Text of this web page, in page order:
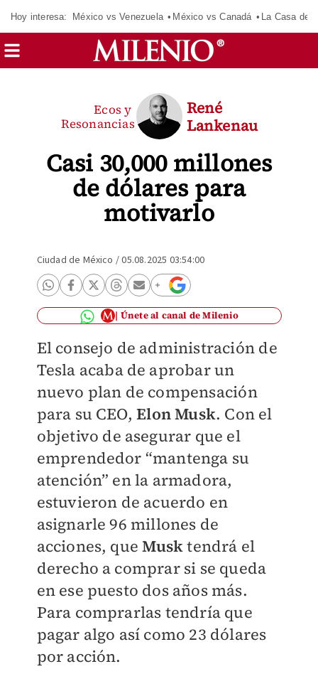
Hoy interesa: México vs Venezuela México vs Canadá La Casa de
Casi 30,000 millones
de dólares para
motivarlo
Ecos y
Resonancias
René
Lankenau
Ciudad de México /05.08.2025 03:54:00
Únete al canal de Milenio
El consejo de administración de
Tesla acaba de aprobar un
nuevo plan de compensación
para su CEO, Elon Musk. Con el
objetivo de asegurar que el
emprendedor “mantenga su
atención” en la armadora,
estuvieron de acuerdo en
asignarle 96 millones de
acciones, queMusktendrá el
derecho a comprar si se queda
en ese puesto dos años más.
Para comprarlas tendría que
pagar algo así como 23 dólares
por acción.